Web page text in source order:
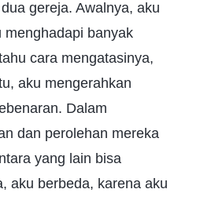
gereja. Awalnya, aku
menghadapi banyak
cara mengatasinya,
aku mengerahkan
Dalam
dan perolehan mereka
yang lain bisa
aku berbeda, karena aku